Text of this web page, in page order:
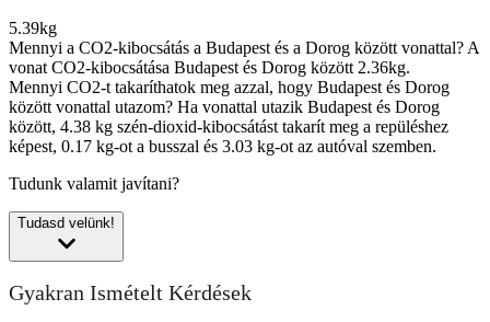
5.39kg
Mennyi a CO2-kibocsátás a Budapest és a Dorog között vonattal? A
vonat CO2-kibocsátása Budapest és Dorog között 2.36kg.
Mennyi CO2-t takaríthatok meg azzal, hogy Budapest és Dorog
között vonattal utazom? Ha vonattal utazik Budapest és Dorog
között, 4.38 kg szén-dioxid-kibocsátást takarít meg a repüléshez
képest, 0.17 kg-ot a busszal és 3.03 kg-ot az autóval szemben.
Tudunk valamit javítani?
Tudasd velünk!
Gyakran Ismételt Kérdések